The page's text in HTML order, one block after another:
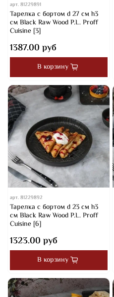
арт.81229891
Тарелка с бортом d 27 см h3
см Black Raw Wood P.L. Proff
Cuisine [3]
1387.00 руб
В корзину
арт.81229892
Тарелка с бортом d 23 см h3
см Black Raw Wood P.L. Proff
Cuisine [6]
1323.00 руб
В корзину